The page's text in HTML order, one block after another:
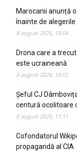
Marocanii anunță
înainte de
8 august 2026, 18:04
Drona care a
este ucraineană
8 august 2026, 18:02
Șeful CJ
centură ocolitoare
8 august 2026, 17:11
Cofondatorul
propagandă al CIA